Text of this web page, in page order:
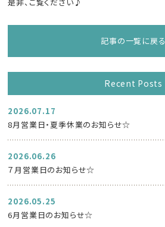
是非、ご覧ください♪
記事の一覧に戻る
Recent Posts
2026.07.17
8月営業日・夏季休業のお知らせ☆
2026.06.26
７月営業日のお知らせ☆
2026.05.25
6月営業日のお知らせ☆